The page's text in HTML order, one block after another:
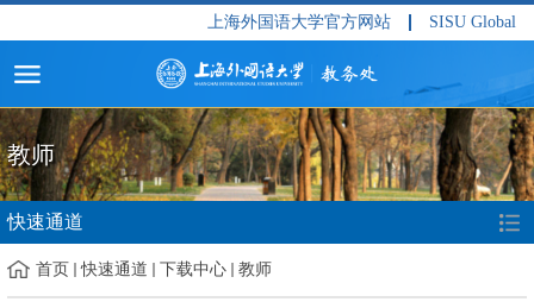
上海外国语大学官方网站 SISU Global
教师
快速通道
首页 快速通道 下载中心 教师